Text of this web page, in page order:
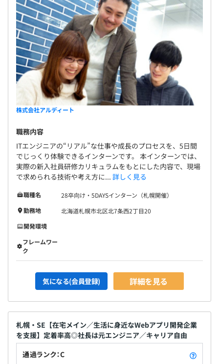
株式会社アルディート
職務内容
ITエンジニアの“リアル”な仕事や成長のプロセスを、5日間
でじっくり体験できるインターンです。 本インターンでは、
実際の新入社員研修カリキュラムをもとにした内容で、現場
で求められる技術や考え方に... 詳しく見る
職種名
28卒向け・5DAYSインターン（札幌開催）
勤務地
北海道札幌市北区北7条西2丁目20
開発環境
フレームワー
ク
気になる(会員登録) 詳細を見る
札幌・SE【在宅メイン／生活に身近なWebアプリ開発企業
を支援】定着率高◎社長は元エンジニア／キャリア自由
通過ランク：C